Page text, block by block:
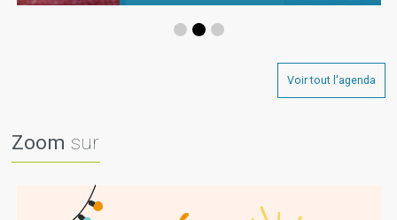
Voir tout l'agenda
Zoomsur